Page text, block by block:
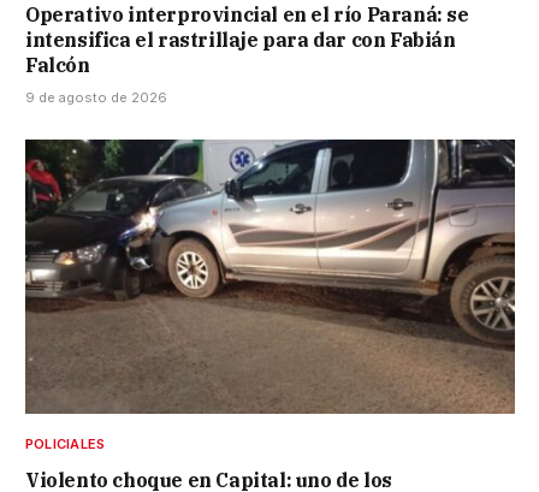
Operativo interprovincial en el río Paraná: se
intensifica el rastrillaje para dar con Fabián
Falcón
9 de agosto de 2026
POLICIALES
Violento choque en Capital: uno de los